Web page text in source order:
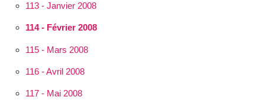
113 - Janvier 2008
114 - Février 2008
115 - Mars 2008
116 - Avril 2008
117 - Mai 2008